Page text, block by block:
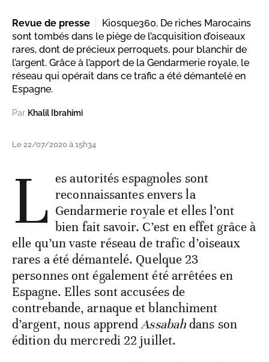
Revue de presse
Kiosque360. De riches Marocains
sont tombés dans le piège de l’acquisition d’oiseaux
rares, dont de précieux perroquets, pour blanchir de
l’argent. Grâce à l’apport de la Gendarmerie royale, le
réseau qui opérait dans ce trafic a été démantelé en
Espagne.
Par Khalil Ibrahimi
Le 22/07/2020 à 15h34
L es autorités espagnoles sont
reconnaissantes envers la
Gendarmerie royale et elles l’ont
bien fait savoir. C’est en effet grâce à
elle qu’un vaste réseau de trafic d’oiseaux
rares a été démantelé. Quelque 23
personnes ont également été arrêtées en
Espagne. Elles sont accusées de
contrebande, arnaque et blanchiment
d’argent, nous apprendAssabahdans son
édition du mercredi 22 juillet.